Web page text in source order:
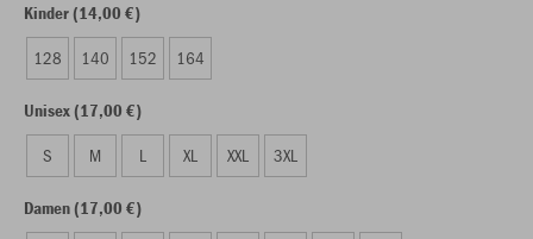
Kinder (14,00 €)
128 140 152 164
Unisex (17,00 €)
S M L XL XXL 3XL
Damen (17,00 €)